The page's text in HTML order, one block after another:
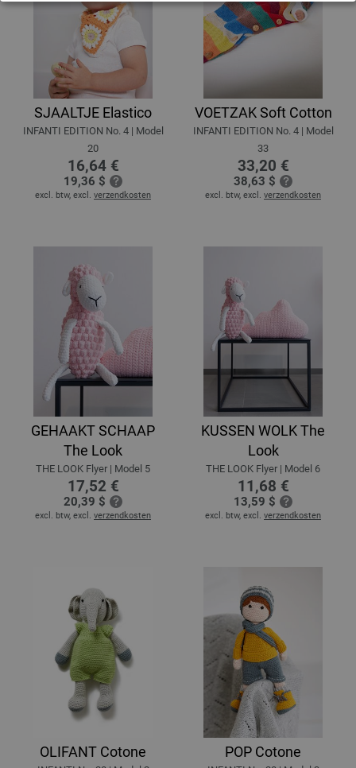
SJAALTJE Elastico
INFANTI EDITION No. 4 | Model
20
16,64 €
19,36 $
excl. btw, excl. verzendkosten
VOETZAK Soft Cotton
INFANTI EDITION No. 4 | Model
33
33,20 €
38,63 $
excl. btw, excl. verzendkosten
GEHAAKT SCHAAP
The Look
THE LOOK Flyer | Model 5
17,52 €
20,39 $
excl. btw, excl. verzendkosten
KUSSEN WOLK The
Look
THE LOOK Flyer | Model 6
11,68 €
13,59 $
excl. btw, excl. verzendkosten
OLIFANT Cotone POP Cotone